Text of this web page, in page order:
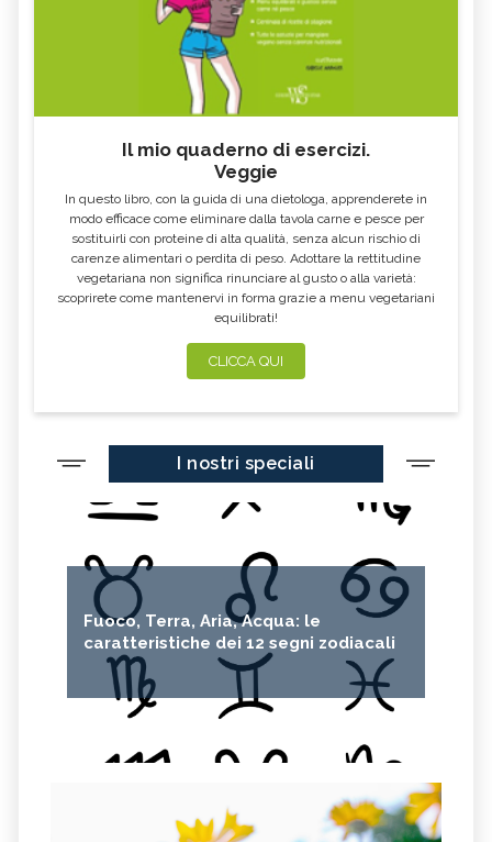
Il mio quaderno di esercizi.
Veggie
In questo libro, con la guida di una dietologa, apprenderete in
modo efficace come eliminare dalla tavola carne e pesce per
sostituirli con proteine di alta qualità, senza alcun rischio di
carenze alimentari o perdita di peso. Adottare la rettitudine
vegetariana non significa rinunciare al gusto o alla varietà:
scoprirete come mantenervi in forma grazie a menu vegetariani
equilibrati!
CLICCA QUI
I nostri speciali
Fuoco, Terra, Aria, Acqua: le
caratteristiche dei 12 segni zodiacali